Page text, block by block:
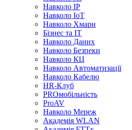
Навколо IP
Навколо IoT
Навколо Хмари
Бізнес та ІТ
Навколо Даних
Навколо Безпеки
Навколо КЦ
Навколо Автоматизації
Навколо Кабелю
HR-Клуб
PROмобільність
ProAV
Навколо Мереж
Академія WLAN